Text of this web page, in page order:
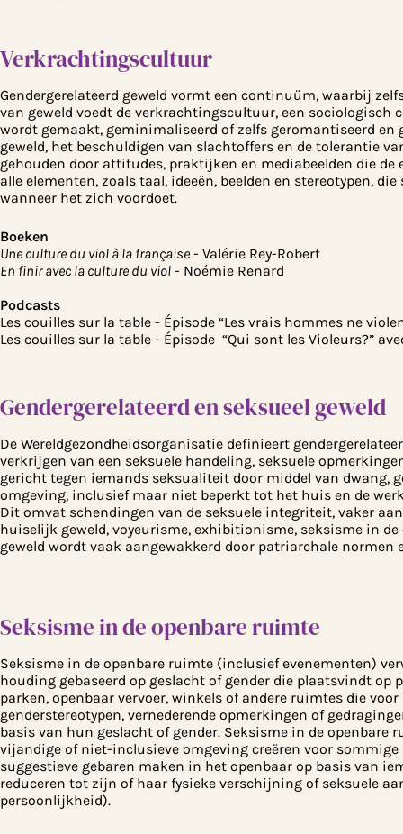
Verkrachtingscultuur
Gendergerelateerd geweld vormt een continuüm, waarbij
van geweld voedt de verkrachtingscultuur, een
wordt gemaakt, geminimaliseerd of zelfs geromantiseerd
geweld, het beschuldigen van slachtoffers en de tolerantie
gehouden door attitudes, praktijken en mediabeelden die
alle elementen, zoals taal, ideeën, beelden en stereotypen,
wanneer het zich voordoet.
Boeken
Une culture du viol à la française - Valérie Rey-Robert
En finir avec la culture du viol - Noémie Renard
Podcasts
Les couilles sur la table - Épisode “Les vrais hommes ne
Les couilles sur la table - Épisode “Qui sont les Violeurs?”
Gendergerelateerd en seksueel geweld
De Wereldgezondheidsorganisatie definieert
verkrijgen van een seksuele handeling, seksuele
gericht tegen iemands seksualiteit door middel van dwang,
omgeving, inclusief maar niet beperkt tot het huis en de
Dit omvat schendingen van de seksuele integriteit, vaker
huiselijk geweld, voyeurisme, exhibitionisme, seksisme in
geweld wordt vaak aangewakkerd door patriarchale normen
Seksisme in de openbare ruimte
Seksisme in de openbare ruimte (inclusief evenementen)
houding gebaseerd op geslacht of gender die plaatsvindt
parken, openbaar vervoer, winkels of andere ruimtes die
genderstereotypen, vernederende opmerkingen of
basis van hun geslacht of gender. Seksisme in de
vijandige of niet-inclusieve omgeving creëren voor
suggestieve gebaren maken in het openbaar op basis van
reduceren tot zijn of haar fysieke verschijning of seksuele
persoonlijkheid).